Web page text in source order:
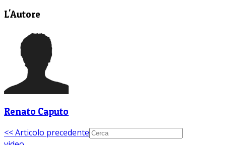
L'Autore
Renato Caputo
<< Articolo precedente